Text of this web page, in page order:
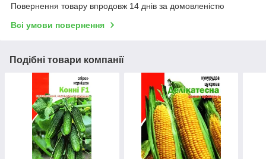
Повернення товару впродовж 14 днів за домовленістю
Всі умови повернення
Подібні товари компанії